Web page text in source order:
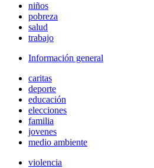
niños
pobreza
salud
trabajo
Información general
caritas
deporte
educación
elecciones
familia
jovenes
medio ambiente
violencia